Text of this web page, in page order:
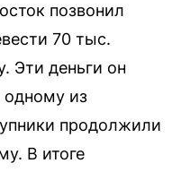
позвонил
70 тыс.
Эти деньги он
одному из
продолжили
В итоге